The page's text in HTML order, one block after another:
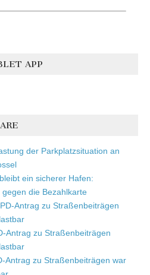
APP
der Parkplatzsituation an
ein sicherer Hafen:
die Bezahlkarte
Antrag zu Straßenbeiträgen
Antrag zu Straßenbeiträgen
Antrag zu Straßenbeiträgen war